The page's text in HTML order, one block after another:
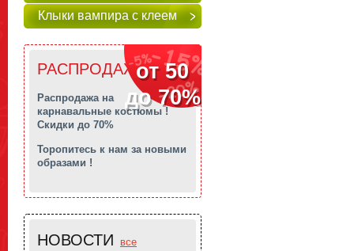
Клыки вампира с клеем
от 50
до 70%
РАСПРОДАЖА!!!
Распродажа на
карнавальные костюмы !
Скидки до 70%
Торопитесь к нам за новыми
образами !
НОВОСТИ все